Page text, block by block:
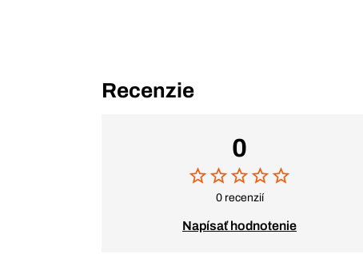
Recenzie
0
0 recenzií
Napísať hodnotenie